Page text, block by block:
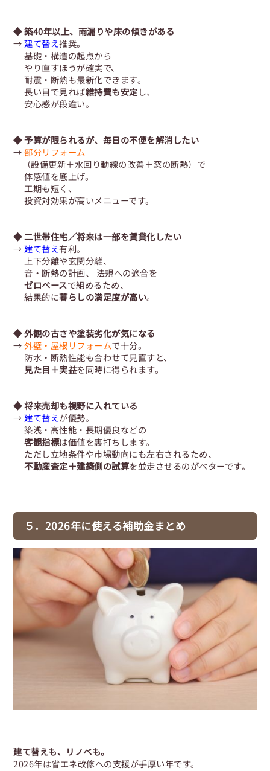
◆ 築40年以上、雨漏りや床の傾きがある
→建て替え推奨。
基礎・構造の起点から
やり直すほうが確実で、
耐震・断熱も最新化できます。
長い目で見れば維持費も安定し、
安心感が段違い。
◆ 予算が限られるが、毎日の不便を解消したい
→部分リフォーム
（設備更新＋水回り動線の改善＋窓の断熱）で
体感値を底上げ。
工期も短く、
投資対効果が高いメニューです。
◆ 二世帯住宅／将来は一部を賃貸化したい
→建て替え有利。
上下分離や玄関分離、
音・断熱の計画、 法規への適合を
ゼロベースで組めるため、
結果的に暮らしの満足度が高い。
◆ 外観の古さや塗装劣化が気になる
→外壁・屋根リフォームで十分。
防水・断熱性能も合わせて見直すと、
見た目＋実益を同時に得られます。
◆ 将来売却も視野に入れている
→建て替えが優勢。
築浅・高性能・長期優良などの
客観指標は価値を裏打ちします。
ただし立地条件や市場動向にも左右されるため、
不動産査定＋建築側の試算を並走させるのがベターです。
５．2026年に使える補助金まとめ
建て替えも、リノベも。
2026年は省エネ改修への支援が手厚い年です。